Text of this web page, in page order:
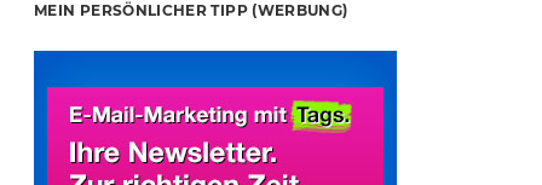
MEIN PERSÖNLICHER TIPP (WERBUNG)